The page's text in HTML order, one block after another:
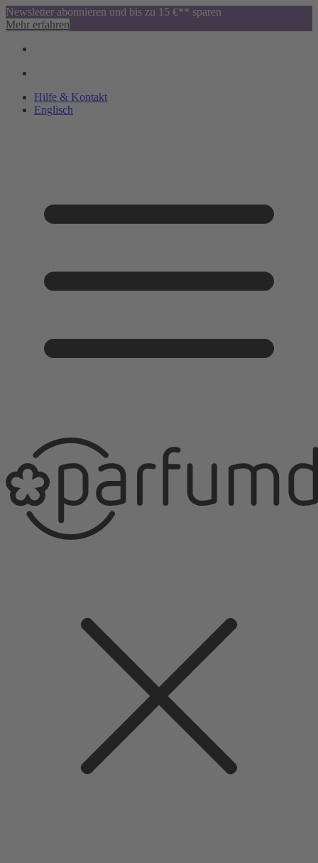
Newsletter abonnieren und bis zu 15 €** sparen
Mehr erfahren
Hilfe & Kontakt
Englisch